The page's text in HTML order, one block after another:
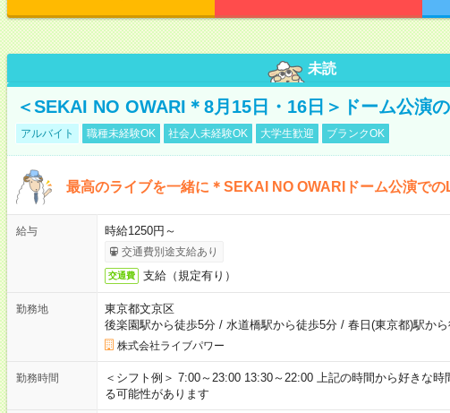
未読
＜SEKAI NO OWARI＊8月15日・16日＞ドーム公演
アルバイト 職種未経験OK 社会人未経験OK 大学生歓迎 ブランクOK
最高のライブを一緒に＊SEKAI NO OWARIドーム公演での
給与 時給1250円～
交通費別途支給あり
交通費 支給（規定有り）
勤務地
東京都文京区
後楽園駅から徒歩5分/ 水道橋駅から徒歩5分/ 春日(東京都)駅か
株式会社ライブパワー
勤務時間
＜シフト例＞ 7:00～23:00 13:30～22:00 上記の時間から好きな
る可能性があります